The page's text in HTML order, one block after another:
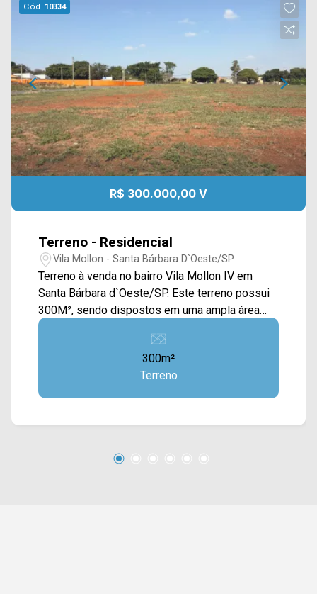
Cód. 10334
R$ 300.000,00 V
Terreno - Residencial
Vila Mollon - Santa Bárbara D`Oeste/SP
Terreno à venda no bairro Vila Mollon IV em
Santa Bárbara d`Oeste/SP. Este terreno possui
300M², sendo dispostos em uma ampla área
plana e com calçada, estando ao lado da
de Oliveira, Av. Iacanga, Av. Giaconda Cibin e
Rod. Luiz de Queiroz. Esta região conta com
restaurantes Dona Maria e Sonabrasa, campo de
escola Neuza Maria Nazatto. Entre em contato
visita!! WhatsApp e Telefone: (19) 3475-4546
300m²
Terreno